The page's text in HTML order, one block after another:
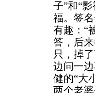
子”和“
福。签
有趣：“
答，后
只，掉
边问一
健的“大
两个老